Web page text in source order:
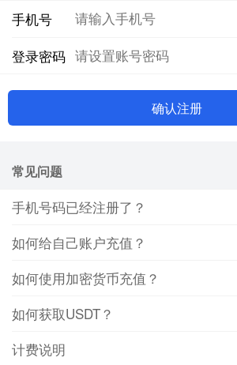
手机号
登录密码
确认注册
常见问题
手机号码已经注册了？
如何给自己账户充值？
如何使用加密货币充值？
如何获取USDT？
计费说明